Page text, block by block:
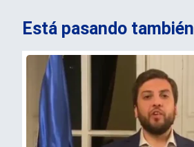
Está pasando también